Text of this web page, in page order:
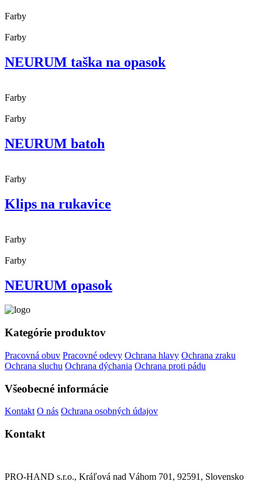
Farby
Farby
NEURUM taška na opasok
Farby
Farby
NEURUM batoh
Farby
Klips na rukavice
Farby
Farby
NEURUM opasok
Kategórie produktov
Pracovná obuv Pracovné odevy Ochrana hlavy Ochrana zraku
Ochrana sluchu Ochrana dýchania Ochrana proti pádu
Všeobecné informácie
Kontakt O nás Ochrana osobných údajov
Kontakt
PRO-HAND s.r.o., Kráľová nad Váhom 701, 92591, Slovensko